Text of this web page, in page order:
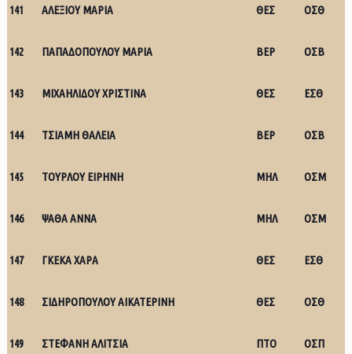
141 ΑΛΕΞΙΟΥ ΜΑΡΙΑ ΘΕΣ ΟΣΘ
142 ΠΑΠΑΔΟΠΟΥΛΟΥ ΜΑΡΙΑ ΒΕΡ ΟΣΒ
143 ΜΙΧΑΗΛΙΔΟΥ ΧΡΙΣΤΙΝΑ ΘΕΣ ΕΣΘ
144 ΤΣΙΑΜΗ ΘΑΛΕΙΑ ΒΕΡ ΟΣΒ
145 ΤΟΥΡΛΟΥ ΕΙΡΗΝΗ ΜΗΛ ΟΣΜ
146 ΨΑΘΑ ΑΝΝΑ ΜΗΛ ΟΣΜ
147 ΓΚΕΚΑ ΧΑΡΑ ΘΕΣ ΕΣΘ
148 ΣΙΔΗΡΟΠΟΥΛΟΥ ΑΙΚΑΤΕΡΙΝΗ ΘΕΣ ΟΣΘ
149 ΣΤΕΦΑΝΗ ΑΛΙΤΣΙΑ ΠΤΟ ΟΣΠ